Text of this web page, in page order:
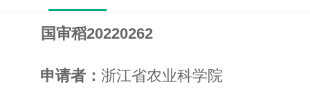
国审稻20220262
申请者： 浙江省农业科学院